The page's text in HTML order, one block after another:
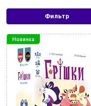
Фильтр
Новинка